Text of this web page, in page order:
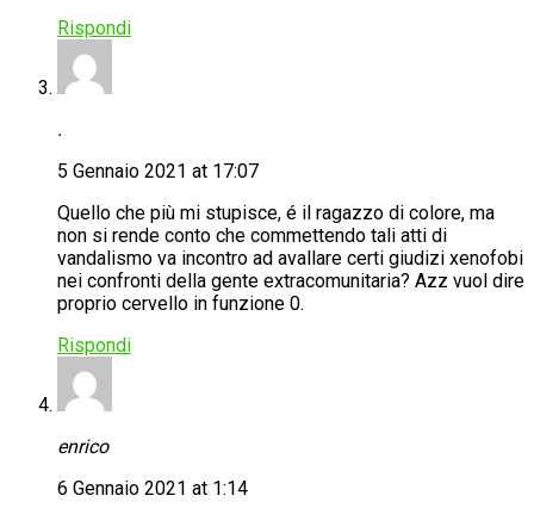
Rispondi
.
5 Gennaio 2021 at 17:07
Quello che più mi stupisce, é il ragazzo di colore, ma
non si rende conto che commettendo tali atti di
vandalismo va incontro ad avallare certi giudizi xenofobi
nei confronti della gente extracomunitaria? Azz vuol dire
proprio cervello in funzione 0.
Rispondi
enrico
6 Gennaio 2021 at 1:14